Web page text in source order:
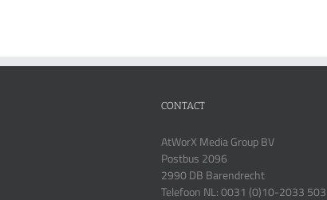
CONTACT
AtWorX Media Group BV
Postbus 2096
2990 DB Barendrecht
Telefoon NL: 0031 (0)10-2033 503